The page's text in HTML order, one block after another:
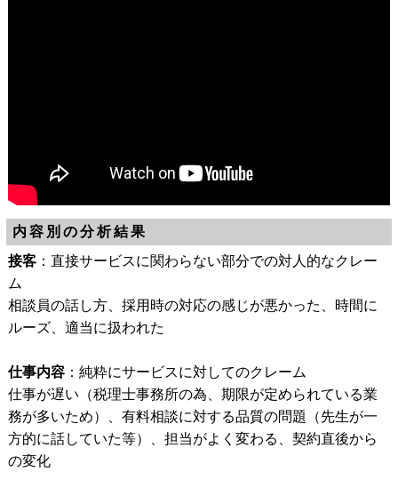
内容別の分析結果
接客：直接サービスに関わらない部分での対人的なクレー
ム
相談員の話し方、採用時の対応の感じが悪かった、時間に
ルーズ、適当に扱われた
仕事内容：純粋にサービスに対してのクレーム
仕事が遅い（税理士事務所の為、期限が定められている業
務が多いため）、有料相談に対する品質の問題（先生が一
方的に話していた等）、担当がよく変わる、契約直後から
の変化